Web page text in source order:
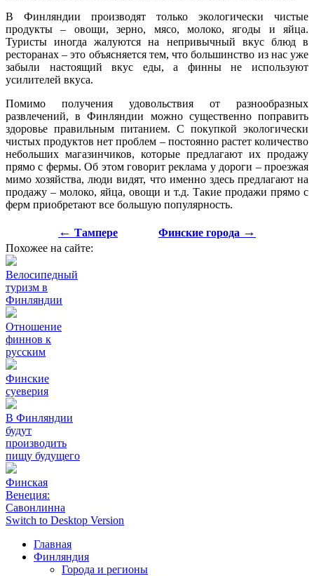
В Финляндии производят только экологически чистые
продукты – овощи, зерно, мясо, молоко, ягоды и яйца.
Туристы иногда жалуются на непривычный вкус блюд в
ресторанах – это объясняется тем, что большинство из нас уже
забыли настоящий вкус еды, а финны не используют
усилителей вкуса.
Помимо получения удовольствия от разнообразных
развлечений, в Финляндии можно существенно поправить
здоровье правильным питанием. С покупкой экологически
чистых продуктов нет проблем – постоянно растет количество
небольших магазинчиков, которые предлагают их продажу
прямо с фермы. Об этом говорит реклама у дороги – проезжая
мимо хозяйства, люди видят, что именно здесь предлагают на
продажу – молоко, яйца, овощи и т.д. Такие продажи прямо с
ферм приобретают все большую популярность.
← Тампере Финские города →
Похожее на сайте:
Велосипедный
туризм в
Финляндии
Отношение
финнов к
русским
Финские
суеверия
В Финляндии
будут
производить
пищу будущего
Финская
Венеция:
Савонлинна
Switch to Desktop Version
Главная
Финляндия
Города и регионы